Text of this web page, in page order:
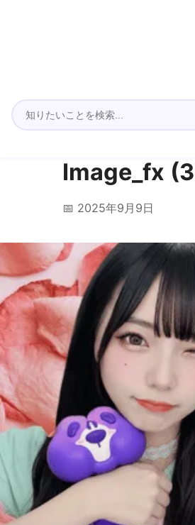
Image_fx
📅 2025年9月9日